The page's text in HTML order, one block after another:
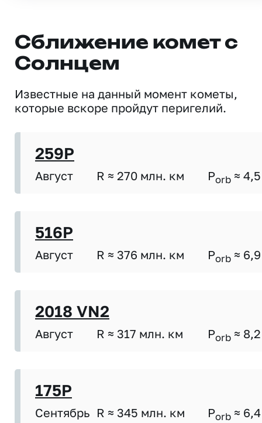
Сближение комет с
Солнцем
Известные на данный момент кометы,
которые вскоре пройдут перигелий.
259P
Август R ≈ 270 млн. км Porb ≈ 4,5
516P
Август R ≈ 376 млн. км Porb ≈ 6,9
2018 VN2
Август R ≈ 317 млн. км Porb ≈ 8,2
175P
Сентябрь R ≈ 345 млн. км Porb ≈ 6,4